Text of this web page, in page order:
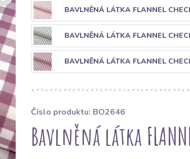
BAVLNĚNÁ LÁTKA FLANNEL
BAVLNĚNÁ LÁTKA FLANNEL
BAVLNĚNÁ LÁTKA FLANNEL
Číslo produktu: BO2646
Bavlněná látka